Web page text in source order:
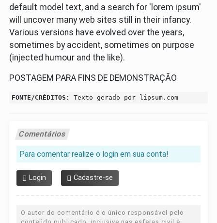
default model text, and a search for 'lorem ipsum'
will uncover many web sites still in their infancy.
Various versions have evolved over the years,
sometimes by accident, sometimes on purpose
(injected humour and the like).
POSTAGEM PARA FINS DE DEMONSTRAÇÃO
FONTE/CRÉDITOS: Texto gerado por lipsum.com
Comentários
Para comentar realize o login em sua conta!
Login Cadastre-se
O autor do comentário é o único responsável pelo